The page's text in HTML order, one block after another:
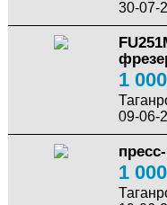
30-07-
1
09-06-
1